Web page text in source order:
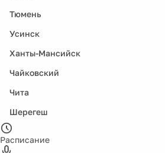
Тюмень
Усинск
Ханты-Мансийск
Чайковский
Чита
Шерегеш
Расписание